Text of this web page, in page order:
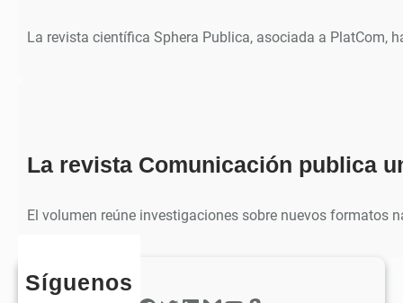
La revista científica Sphera Publica, asociada a PlatCom,
La revista Comunicación publica
El volumen reúne investigaciones sobre nuevos formatos
Síguenos